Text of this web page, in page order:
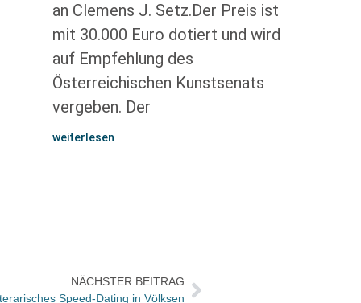
an Clemens J. Setz.Der Preis ist
mit 30.000 Euro dotiert und wird
auf Empfehlung des
Österreichischen Kunstsenats
vergeben. Der
weiterlesen
NÄCHSTER BEITRAG
Speed-Dating in Völksen